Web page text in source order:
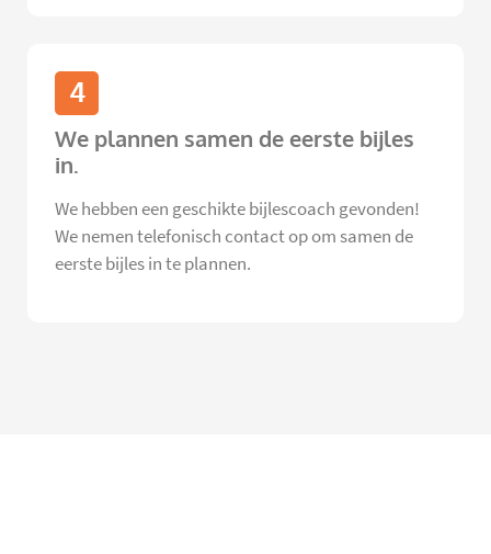
4
We plannen samen de eerste bijles
in.
We hebben een geschikte bijlescoach gevonden!
We nemen telefonisch contact op om samen de
eerste bijles in te plannen.